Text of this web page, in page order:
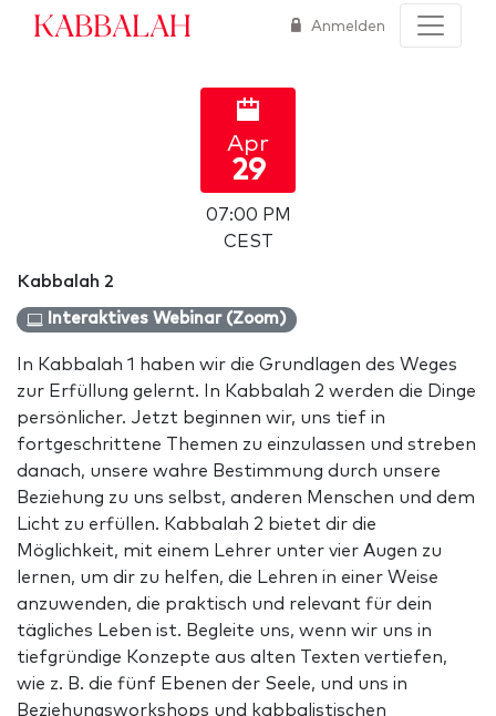
Kabbalah Anmelden
Apr
29
07:00 PM
CEST
Kabbalah 2
Interaktives Webinar (Zoom)
In Kabbalah 1 haben wir die Grundlagen des Weges
zur Erfüllung gelernt. In Kabbalah 2 werden die Dinge
persönlicher. Jetzt beginnen wir, uns tief in
fortgeschrittene Themen zu einzulassen und streben
danach, unsere wahre Bestimmung durch unsere
Beziehung zu uns selbst, anderen Menschen und dem
Licht zu erfüllen. Kabbalah 2 bietet dir die
Möglichkeit, mit einem Lehrer unter vier Augen zu
lernen, um dir zu helfen, die Lehren in einer Weise
anzuwenden, die praktisch und relevant für dein
tägliches Leben ist. Begleite uns, wenn wir uns in
tiefgründige Konzepte aus alten Texten vertiefen,
wie z. B. die fünf Ebenen der Seele, und uns in
Beziehungsworkshops und kabbalistischen